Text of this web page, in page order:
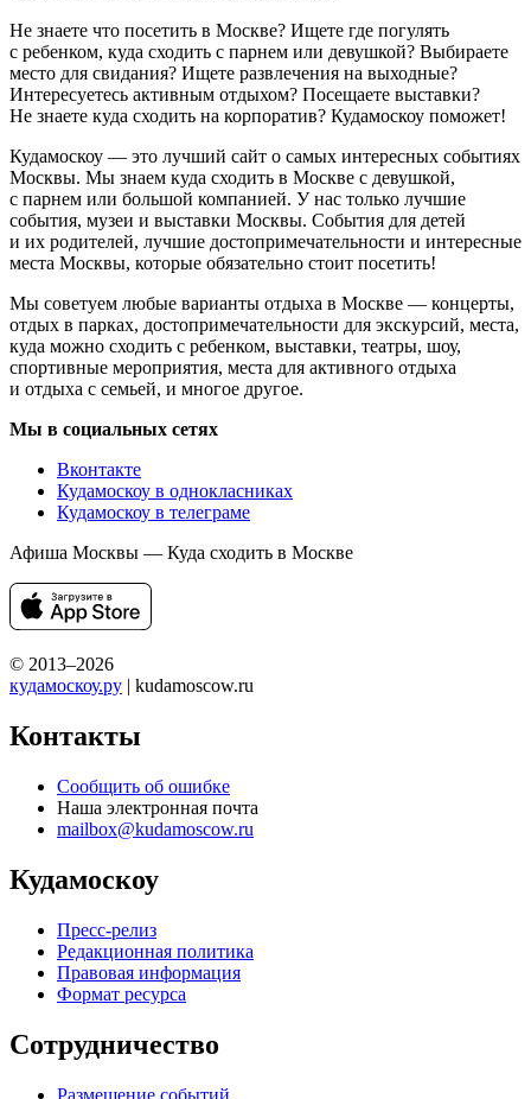
Не знаете что посетить в Москве? Ищете где погулять
с ребенком, куда сходить с парнем или девушкой? Выбираете
место для свидания? Ищете развлечения на выходные?
Интересуетесь активным отдыхом? Посещаете выставки?
Не знаете куда сходить на корпоратив? Кудамоскоу поможет!
Кудамоскоу — это лучший сайт о самых интересных событиях
Москвы. Мы знаем куда сходить в Москве с девушкой,
с парнем или большой компанией. У нас только лучшие
события, музеи и выставки Москвы. События для детей
и их родителей, лучшие достопримечательности и интересные
места Москвы, которые обязательно стоит посетить!
Мы советуем любые варианты отдыха в Москве — концерты,
отдых в парках, достопримечательности для экскурсий, места,
куда можно сходить с ребенком, выставки, театры, шоу,
спортивные мероприятия, места для активного отдыха
и отдыха с семьей, и многое другое.
Мы в социальных сетях
Вконтакте
Кудамоскоу в однокласниках
Кудамоскоу в телеграме
Афиша Москвы — Куда сходить в Москве
© 2013–2026
кудамоскоу.ру | kudamoscow.ru
Контакты
Сообщить об ошибке
Наша электронная почта
mailbox@kudamoscow.ru
Кудамоскоу
Пресс-релиз
Редакционная политика
Правовая информация
Формат ресурса
Сотрудничество
Размещение событий